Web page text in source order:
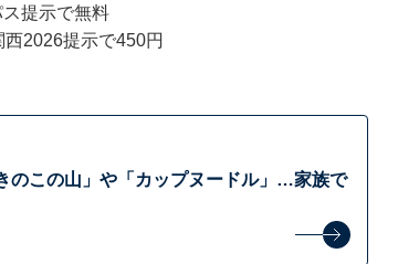
提示で無料
2026提示で450円
のこの山」や「カップヌードル」…家族で